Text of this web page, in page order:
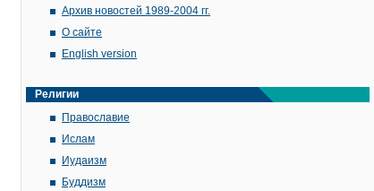
Архив новостей 1989-2004 гг.
О сайте
English version
Религии
Православие
Ислам
Иудаизм
Буддизм